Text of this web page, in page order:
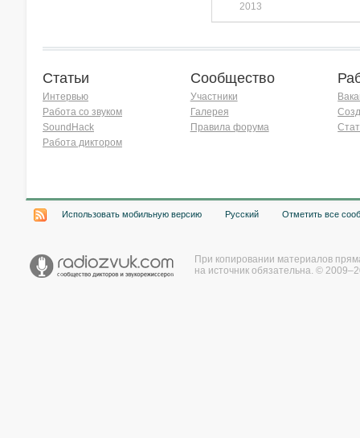
2013
Статьи
Интервью
Работа со звуком
SoundHack
Работа диктором
Сообщество
Участники
Галерея
Правила форума
Использовать мобильную версию Русский Отметить все
При копировании материалов
на источник обязательна. ©